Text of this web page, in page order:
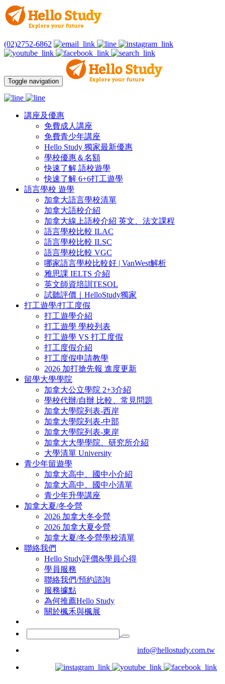
(02)2752-6862
Toggle navigation
講座及優惠
免費成人講座
免費青少年講座
Hello Study 獨家最新優惠
學校優惠＆名額
快速了解 語校遊學
快速了解 6+6打工遊學
語言學校 遊學
加拿大語言學校清單
加拿大語校介紹
加拿大線上語校介紹 英文、法文課程
語言學校比較 ILAC
語言學校比較 ILSC
語言學校比較 VGC
哪家語言學校比較好 | VanWest解析
雅思課 IELTS 介紹
英文師資培訓TESOL
試聽評價｜HelloStudy獨家
打工遊學/打工度假
打工遊學介紹
打工遊學 學校列表
打工遊學 VS 打工度假
打工度假介紹
打工度假申請教學
2026 加打搶先報 進度更新
留學大學學院
加拿大公立學院 2+3介紹
學校代辦/自辦 比較、常見問題
加拿大學院列表-西岸
加拿大學院列表-中部
加拿大學院列表-東岸
加拿大大學學院、研究所介紹
大學清單 University
青少年留遊學
加拿大高中、國中小介紹
加拿大高中、國中小清單
青少年升學講座
加拿大夏/冬令營
2026 加拿大冬令營
2026 加拿大夏令營
加拿大夏/冬令營學校清單
聯絡我們
Hello Study評價&學員心得
學員服務
聯絡我們/預約諮詢
服務據點
為何推薦Hello Study
關於楓禾與楓展
info@hellostudy.com.tw